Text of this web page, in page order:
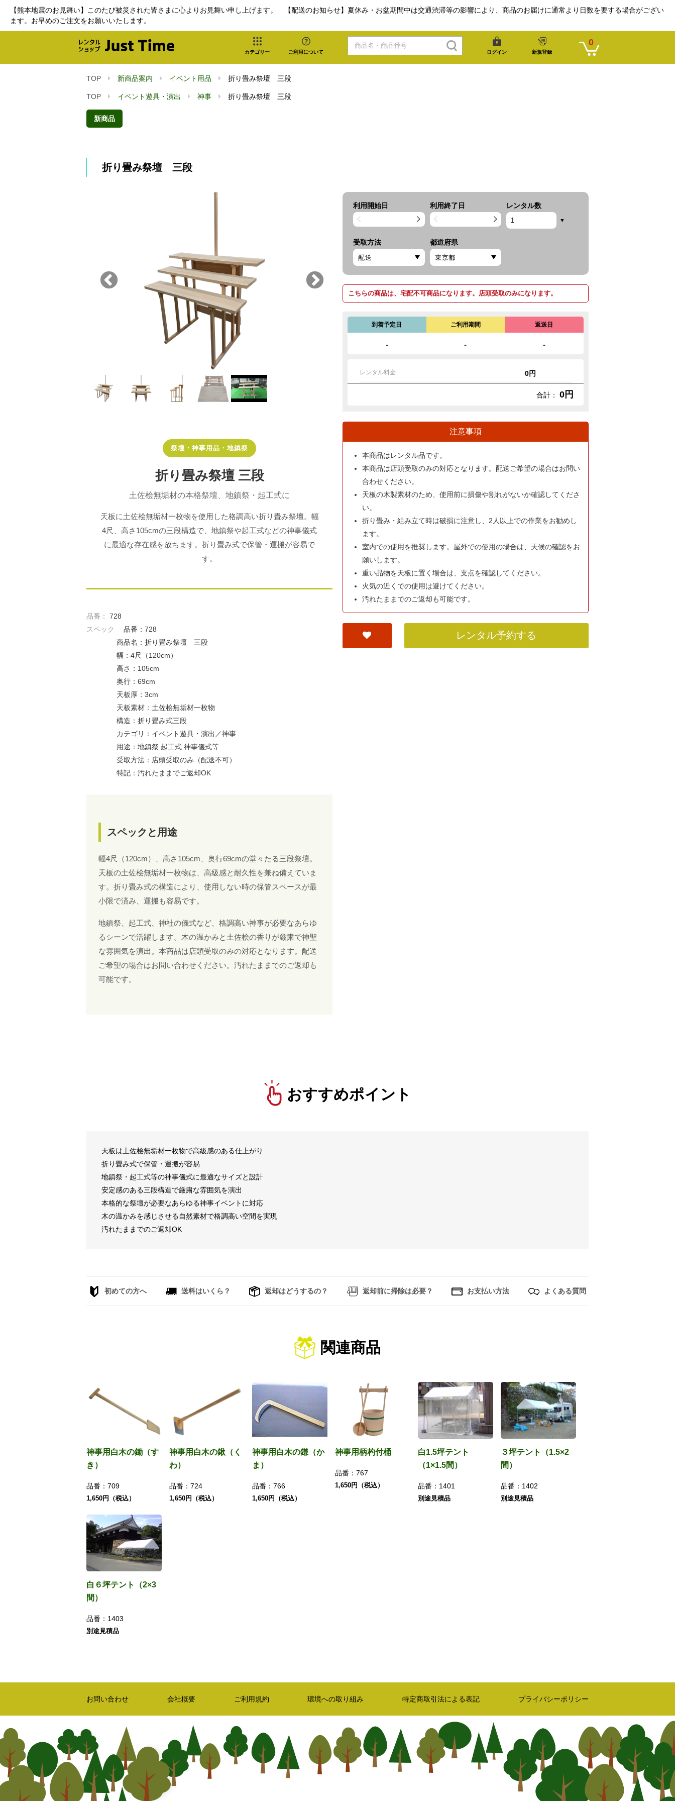
【熊本地震のお見舞い】このたび被災された皆さまに心よりお見舞い申し上げます。 【配送のお知らせ】夏休み・お盆期間中は交通渋滞等の影響により、商品のお届けに通常より日数を要する場合がござい
ます。お早めのご注文をお願いいたします。
カテゴリー ご利用について ログイン 新規登録
0
TOP 新商品案内 イベント用品 折り畳み祭壇 三段
TOP イベント遊具・演出 神事 折り畳み祭壇 三段
新商品
折り畳み祭壇 三段
祭壇・神事用品・地鎮祭
折り畳み祭壇 三段
土佐桧無垢材の本格祭壇、地鎮祭・起工式に
天板に土佐桧無垢材一枚物を使用した格調高い折り畳み祭壇。幅
4尺、高さ105cmの三段構造で、地鎮祭や起工式などの神事儀式
に最適な存在感を放ちます。折り畳み式で保管・運搬が容易で
す。
品番：
728
スペック
品番：728
商品名：折り畳み祭壇 三段
幅：4尺（120cm）
高さ：105cm
奥行：69cm
天板厚：3cm
天板素材：土佐桧無垢材一枚物
構造：折り畳み式三段
カテゴリ：イベント遊具・演出／神事
用途：地鎮祭 起工式 神事儀式等
受取方法：店頭受取のみ（配送不可）
特記：汚れたままでご返却OK
スペックと用途
幅4尺（120cm）、高さ105cm、奥行69cmの堂々たる三段祭壇。
天板の土佐桧無垢材一枚物は、高級感と耐久性を兼ね備えていま
す。折り畳み式の構造により、使用しない時の保管スペースが最
小限で済み、運搬も容易です。
地鎮祭、起工式、神社の儀式など、格調高い神事が必要なあらゆ
るシーンで活躍します。木の温かみと土佐桧の香りが厳粛で神聖
な雰囲気を演出。本商品は店頭受取のみの対応となります。配送
ご希望の場合はお問い合わせください。汚れたままでのご返却も
可能です。
利用開始日 利用終了日 レンタル数
受取方法 都道府県
こちらの商品は、宅配不可商品になります。店頭受取のみになります。
到着予定日
-
ご利用期間
-
返送日
-
レンタル料金 0円
合計： 0円
注意事項
本商品はレンタル品です。
本商品は店頭受取のみの対応となります。配送ご希望の場合はお問い
合わせください。
天板の木製素材のため、使用前に損傷や割れがないか確認してくださ
い。
折り畳み・組み立て時は破損に注意し、2人以上での作業をお勧めし
ます。
室内での使用を推奨します。屋外での使用の場合は、天候の確認をお
願いします。
重い品物を天板に置く場合は、支点を確認してください。
火気の近くでの使用は避けてください。
汚れたままでのご返却も可能です。
レンタル予約する
おすすめポイント
天板は土佐桧無垢材一枚物で高級感のある仕上がり
折り畳み式で保管・運搬が容易
地鎮祭・起工式等の神事儀式に最適なサイズと設計
安定感のある三段構造で厳粛な雰囲気を演出
本格的な祭壇が必要なあらゆる神事イベントに対応
木の温かみを感じさせる自然素材で格調高い空間を実現
汚れたままでのご返却OK
初めての方へ 送料はいくら？ 返却はどうするの？ 返却前に掃除は必要？ お支払い方法 よくある質問
関連商品
神事用白木の鋤（す
き）
品番： 709
1,650円（税込）
神事用白木の鍬（く
わ）
品番： 724
1,650円（税込）
神事用白木の鎌（か
ま）
品番： 766
1,650円（税込）
神事用柄杓付桶
品番： 767
1,650円（税込）
白1.5坪テント
（1×1.5間）
品番： 1401
別途見積品
３坪テント（1.5×2
間）
品番： 1402
別途見積品
白６坪テント（2×3
間）
品番： 1403
別途見積品
お問い合わせ 会社概要 ご利用規約 環境への取り組み 特定商取引法による表記 プライバシーポリシー